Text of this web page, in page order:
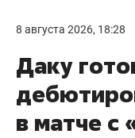
8 августа 2026, 18:28
Даку
в матче с